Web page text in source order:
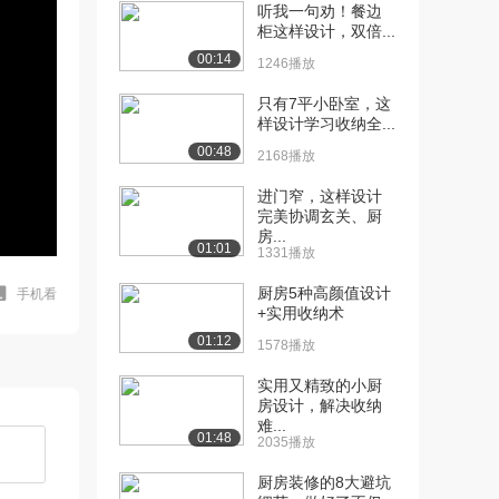
手机看
00:14
听我一句劝！餐边
柜这样设计，双倍...
1246播放
00:48
只有7平小卧室，这
样设计学习收纳全...
2168播放
01:01
进门窄，这样设计
完美协调玄关、厨
房...
1331播放
01:12
厨房5种高颜值设计
+实用收纳术
1578播放
01:48
实用又精致的小厨
房设计，解决收纳
难...
2035播放
厨房装修的8大避坑